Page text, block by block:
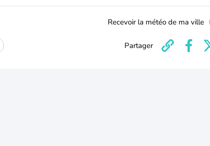
Recevoir la météo de ma ville
Partager